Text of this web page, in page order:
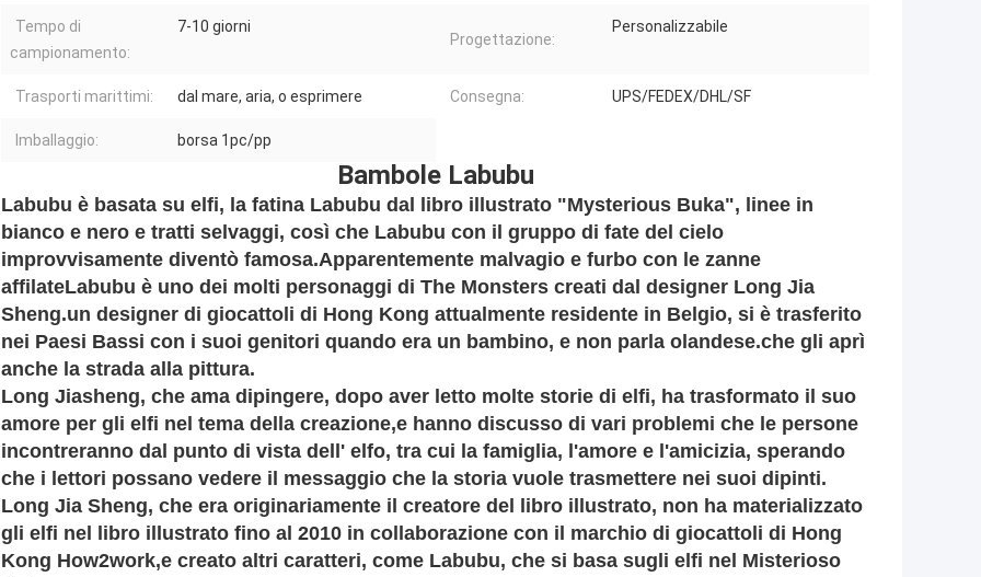
Tempo di
campionamento:
7-10 giorni
Progettazione:
Personalizzabile
Trasporti marittimi: dal mare, aria, o esprimere Consegna: UPS/FEDEX/DHL/SF
Imballaggio: borsa 1pc/pp
Bambole Labubu
Labubu è basata su elfi, la fatina Labubu dal libro illustrato "Mysterious Buka", linee in
bianco e nero e tratti selvaggi, così che Labubu con il gruppo di fate del cielo
improvvisamente diventò famosa.Apparentemente malvagio e furbo con le zanne
affilateLabubu è uno dei molti personaggi di The Monsters creati dal designer Long Jia
Sheng.un designer di giocattoli di Hong Kong attualmente residente in Belgio, si è trasferito
nei Paesi Bassi con i suoi genitori quando era un bambino, e non parla olandese.che gli aprì
anche la strada alla pittura.
Long Jiasheng, che ama dipingere, dopo aver letto molte storie di elfi, ha trasformato il suo
amore per gli elfi nel tema della creazione,e hanno discusso di vari problemi che le persone
incontreranno dal punto di vista dell' elfo, tra cui la famiglia, l'amore e l'amicizia, sperando
che i lettori possano vedere il messaggio che la storia vuole trasmettere nei suoi dipinti.
Long Jia Sheng, che era originariamente il creatore del libro illustrato, non ha materializzato
gli elfi nel libro illustrato fino al 2010 in collaborazione con il marchio di giocattoli di Hong
Kong How2work,e creato altri caratteri, come Labubu, che si basa sugli elfi nel Misterioso